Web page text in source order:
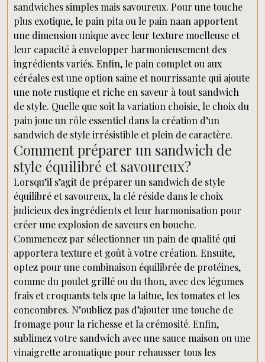
sandwiches simples mais savoureux. Pour une touche
plus exotique, le pain pita ou le pain naan apportent
une dimension unique avec leur texture moelleuse et
leur capacité à envelopper harmonieusement des
ingrédients variés. Enfin, le pain complet ou aux
céréales est une option saine et nourrissante qui ajoute
une note rustique et riche en saveur à tout sandwich
de style. Quelle que soit la variation choisie, le choix du
pain joue un rôle essentiel dans la création d’un
sandwich de style irrésistible et plein de caractère.
Comment préparer un sandwich de
style équilibré et savoureux?
Lorsqu’il s’agit de préparer un sandwich de style
équilibré et savoureux, la clé réside dans le choix
judicieux des ingrédients et leur harmonisation pour
créer une explosion de saveurs en bouche.
Commencez par sélectionner un pain de qualité qui
apportera texture et goût à votre création. Ensuite,
optez pour une combinaison équilibrée de protéines,
comme du poulet grillé ou du thon, avec des légumes
frais et croquants tels que la laitue, les tomates et les
concombres. N’oubliez pas d’ajouter une touche de
fromage pour la richesse et la crémosité. Enfin,
sublimez votre sandwich avec une sauce maison ou une
vinaigrette aromatique pour rehausser tous les